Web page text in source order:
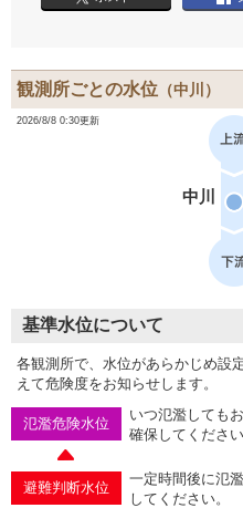
観測所ごとの水位 （中川）
2026/8/8 0:30更新
中川
基準水位について
各観測所で、水位があらかじめ設
えて危険度をお知らせします。
氾濫危険水位
いつ氾濫しても
確保してください
避難判断水位
一定時間後に氾
してください。